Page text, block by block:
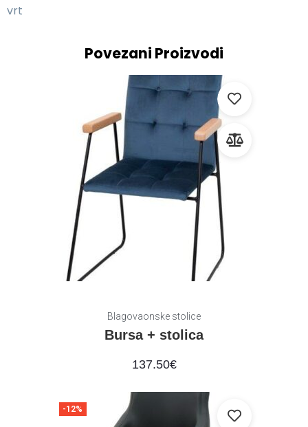
vrt
Povezani Proizvodi
Blagovaonske stolice
Bursa + stolica
137.50€
-12%